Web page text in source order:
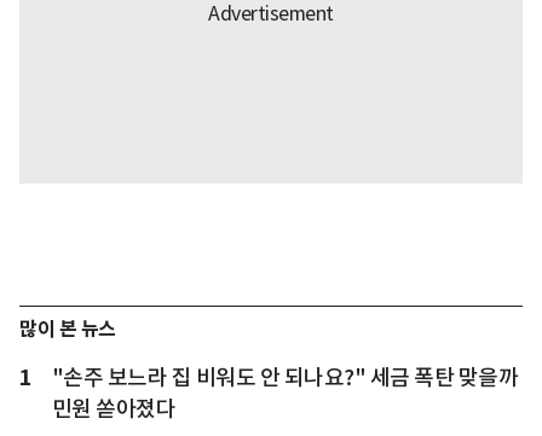
많이 본 뉴스
1
"손주 보느라 집 비워도 안 되나요?" 세금 폭탄 맞을까
민원 쏟아졌다